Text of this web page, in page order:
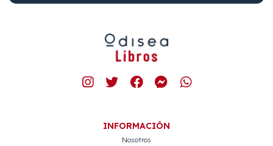
INFORMACIÓN
Nosotros